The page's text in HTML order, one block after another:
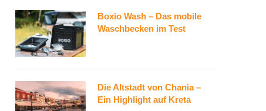
Boxio Wash – Das mobile
Waschbecken im Test
Die Altstadt von Chania –
Ein Highlight auf Kreta